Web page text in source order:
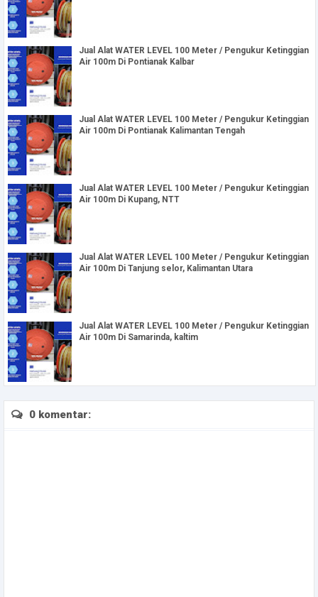
Jual Alat WATER LEVEL 100 Meter / Pengukur Ketinggian
Air 100m Di Pontianak Kalbar
Jual Alat WATER LEVEL 100 Meter / Pengukur Ketinggian
Air 100m Di Pontianak Kalimantan Tengah
Jual Alat WATER LEVEL 100 Meter / Pengukur Ketinggian
Air 100m Di Kupang, NTT
Jual Alat WATER LEVEL 100 Meter / Pengukur Ketinggian
Air 100m Di Tanjung selor, Kalimantan Utara
Jual Alat WATER LEVEL 100 Meter / Pengukur Ketinggian
Air 100m Di Samarinda, kaltim
0 komentar: